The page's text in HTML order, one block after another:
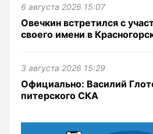
6 августа 2026 15:07
Овечкин встретился с
своего имени в
3 августа 2026 15:29
Официально: Василий
питерского СКА